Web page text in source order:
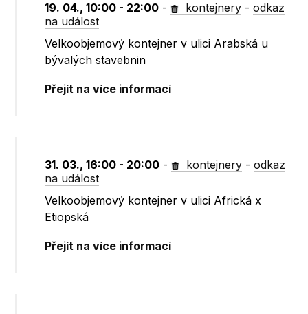
19. 04., 10:00 - 22:00 - kontejnery -odkaz
na událost
Velkoobjemový kontejner v ulici Arabská u
bývalých stavebnin
Přejít na více informací
31. 03., 16:00 - 20:00 - kontejnery -odkaz
na událost
Velkoobjemový kontejner v ulici Africká x
Etiopská
Přejít na více informací